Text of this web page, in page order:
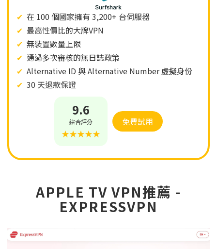
✔ 在 100 個國家擁有 3,200+ 台伺服器
✔ 最高性價比的大牌VPN
✔ 無裝置數量上限
✔ 通過多次審核的無日誌政策
✔ Alternative ID 與 Alternative Number 虛擬身份​​
✔ 30 天退款保證
9.6
綜合評分
★★★★★
免費試用
APPLE TV VPN推薦 -
EXPRESSVPN